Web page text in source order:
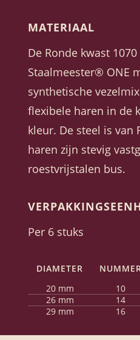
MATERIAAL
De Ronde kwast
Staalmeester® ONE
synthetische
flexibele haren in de
kleur. De steel is van
haren zijn stevig
roestvrijstalen bus.
Per 6 stuks
DIAMETER
20 mm
10
26 mm
14
29 mm
16